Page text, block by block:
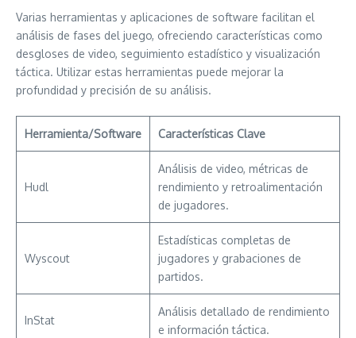
Varias herramientas y aplicaciones de software facilitan el
análisis de fases del juego, ofreciendo características como
desgloses de video, seguimiento estadístico y visualización
táctica. Utilizar estas herramientas puede mejorar la
profundidad y precisión de su análisis.
Herramienta/Software Características Clave
Hudl
Análisis de video, métricas de
rendimiento y retroalimentación
de jugadores.
Wyscout
Estadísticas completas de
jugadores y grabaciones de
partidos.
InStat
Análisis detallado de rendimiento
e información táctica.